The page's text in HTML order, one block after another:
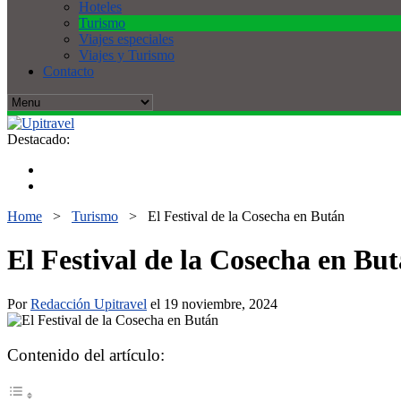
Hoteles
Turismo
Viajes especiales
Viajes y Turismo
Contacto
Destacado:
Home > Turismo > El Festival de la Cosecha en Bután
El Festival de la Cosecha en
PorRedacción Upitravel el 19 noviembre, 2024
Contenido del artículo: